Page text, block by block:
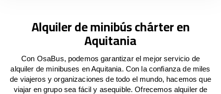
Alquiler de minibús chárter en
Aquitania
Con OsaBus, podemos garantizar el mejor servicio de
alquiler de minibuses en Aquitania. Con la confianza de miles
de viajeros y organizaciones de todo el mundo, hacemos que
viajar en grupo sea fácil y asequible. Ofrecemos alquiler de